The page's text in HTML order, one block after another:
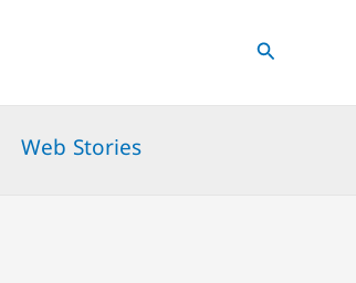
Search
Web Stories